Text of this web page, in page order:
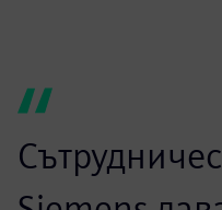
полезна.
разговор
бяха ценни